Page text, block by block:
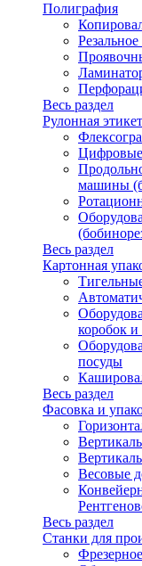
Полиграфия
Весь раздел
Рулонная
машины
Весь раздел
Картонная
коробок
посуды
Весь раздел
Фасовка и
Весовые
Весь раздел
Станки для